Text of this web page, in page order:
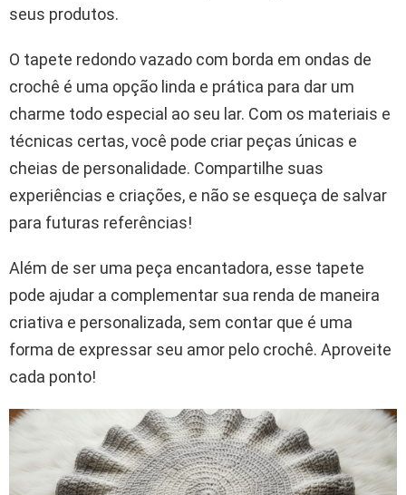
seus produtos.
O tapete redondo vazado com borda em ondas de
crochê é uma opção linda e prática para dar um
charme todo especial ao seu lar. Com os materiais e
técnicas certas, você pode criar peças únicas e
cheias de personalidade. Compartilhe suas
experiências e criações, e não se esqueça de salvar
para futuras referências!
Além de ser uma peça encantadora, esse tapete
pode ajudar a complementar sua renda de maneira
criativa e personalizada, sem contar que é uma
forma de expressar seu amor pelo crochê. Aproveite
cada ponto!